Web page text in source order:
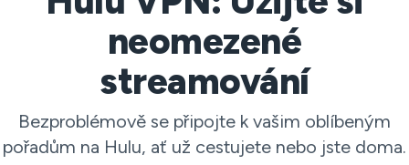
neomezené
streamování
Bezproblémově se připojte k vašim oblíbeným
pořadům na Hulu, ať už cestujete nebo jste doma.